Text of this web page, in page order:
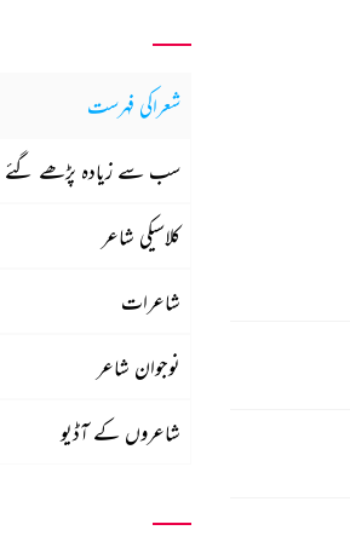
شعراکی فہرست
سب سے زیادہ پڑھے گئے
کلاسیکی شاعر
شاعرات
نوجوان شاعر
شاعروں کے آڈیو